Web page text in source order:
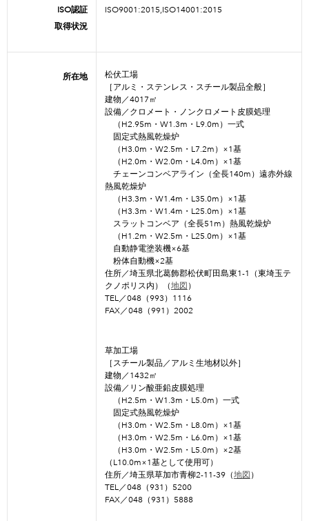
ISO認証
取得状況
ISO9001:2015,ISO14001:2015
所在地
松伏工場
［アルミ・ステンレス・スチール製品全般］
建物／4017㎡
設備／クロメート・ノンクロメート皮膜処理
（H2.95m・W1.3m・L9.0m）一式
固定式熱風乾燥炉
（H3.0m・W2.5m・L7.2m）×1基
（H2.0m・W2.0m・L4.0m）×1基
チェーンコンベアライン（全長140m）遠赤外線
熱風乾燥炉
（H3.3m・W1.4m・L35.0m）×1基
（H3.3m・W1.4m・L25.0m）×1基
スラットコンベア（全長51m）熱風乾燥炉
（H1.2m・W2.5m・L25.0m）×1基
自動静電塗装機×6基
粉体自動機×2基
住所／埼玉県北葛飾郡松伏町田島東1-1（東埼玉テ
クノポリス内）（地図 ）
TEL／048（993）1116
FAX／048（991）2002
草加工場
［スチール製品／アルミ生地材以外］
建物／1432㎡
設備／リン酸亜鉛皮膜処理
（H2.5m・W1.3m・L5.0m）一式
固定式熱風乾燥炉
（H3.0m・W2.5m・L8.0m）×1基
（H3.0m・W2.5m・L6.0m）×1基
（H3.0m・W2.5m・L5.0m）×2基
（L10.0m×1基として使用可）
住所／埼玉県草加市青柳2-11-39（地図 ）
TEL／048（931）5200
FAX／048（931）5888